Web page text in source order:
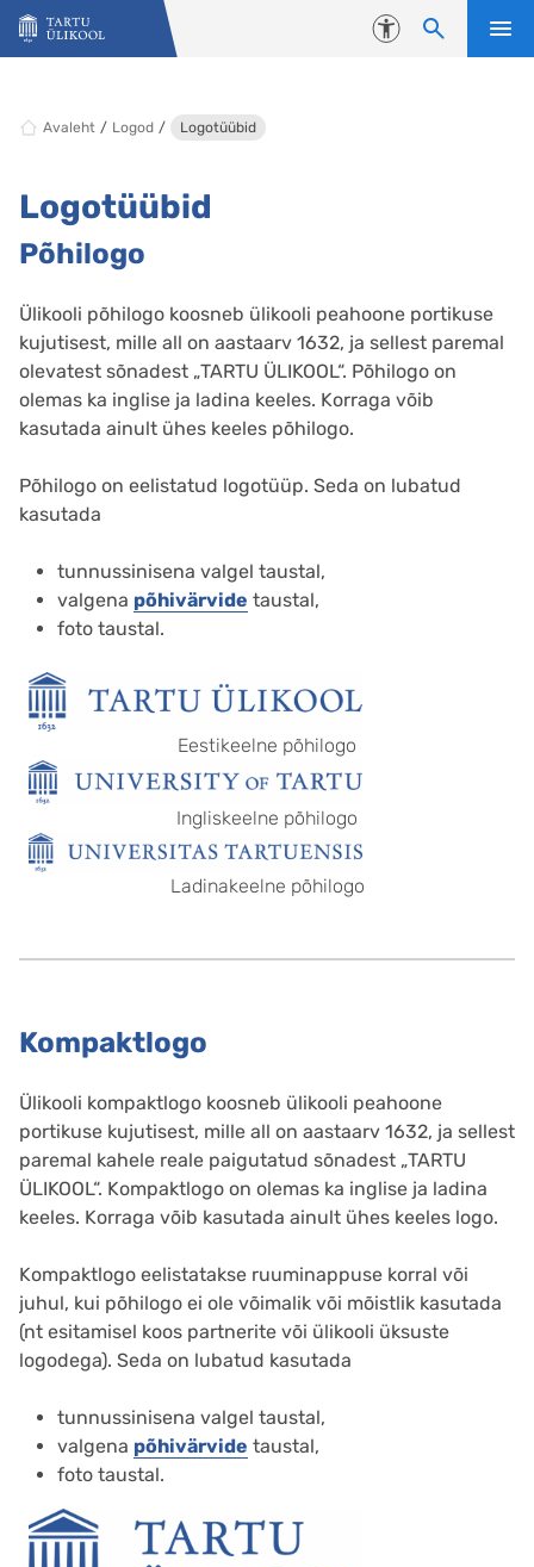
Liigu edasi põhisisu juurde
Juurdepääsetavus
Avaleht Logod Logotüübid
Logotüübid
Põhilogo
Ülikooli põhilogo koosneb ülikooli peahoone portikuse
kujutisest, mille all on aastaarv 1632, ja sellest paremal
olevatest sõnadest „TARTU ÜLIKOOL“. Põhilogo on
olemas ka inglise ja ladina keeles. Korraga võib
kasutada ainult ühes keeles põhilogo.
Põhilogo on eelistatud logotüüp. Seda on lubatud
kasutada
tunnussinisena valgel taustal,
valgena põhivärvide taustal,
foto taustal.
Eestikeelne põhilogo
Ingliskeelne põhilogo
Ladinakeelne põhilogo
Kompaktlogo
Ülikooli kompaktlogo koosneb ülikooli peahoone
portikuse kujutisest, mille all on aastaarv 1632, ja sellest
paremal kahele reale paigutatud sõnadest „TARTU
ÜLIKOOL“. Kompaktlogo on olemas ka inglise ja ladina
keeles. Korraga võib kasutada ainult ühes keeles logo.
Kompaktlogo eelistatakse ruuminappuse korral või
juhul, kui põhilogo ei ole võimalik või mõistlik kasutada
(nt esitamisel koos partnerite või ülikooli üksuste
logodega). Seda on lubatud kasutada
tunnussinisena valgel taustal,
valgena põhivärvide taustal,
foto taustal.